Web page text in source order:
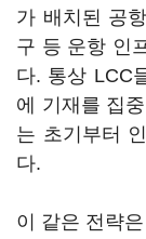
가 배치된 공
구 등 운항 인
다. 통상 LCC
에 기재를 집
는 초기부터
다.
이 같은 전략